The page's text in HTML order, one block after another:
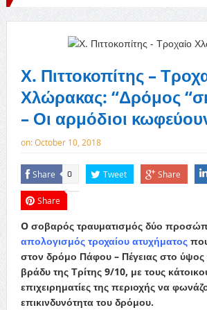
Χ. Πιττοκοπίτης –
Χλώρακας: “Δρόμος
– Οι αρμόδιοι
on:October 10, 2018
Share 0 Tweet Share
Share
Oσοβαρός τραυματισμός δύο
απολογισμός τροχαίου ατυχήματος
στον δρόμο Πάφου – Πέγειας στο
βράδυ της Τρίτης 9/10, με τους
επιχειρηματίες της περιοχής να
επικινδυνότητα του δρόμου.